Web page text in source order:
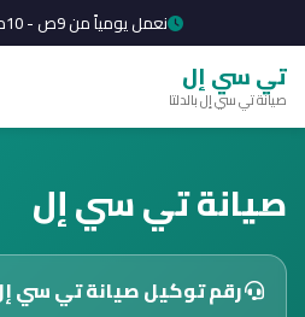
نعمل يومياً من 9ص - 10م
تي سي إل
صيانة تي سي إل بالدلتا
صيانة تي سي إل
رقم توكيل صيانة تي سي